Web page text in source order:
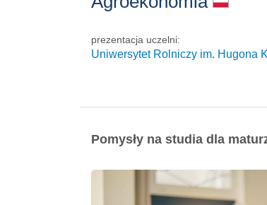
prezentacja uczelni:
Uniwersytet Rolniczy im. Hugona
Pomysły na studia dla